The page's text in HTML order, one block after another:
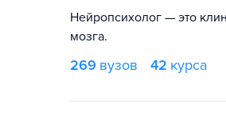
Нейропсихолог — это
мозга.
269 вузов 42 курса